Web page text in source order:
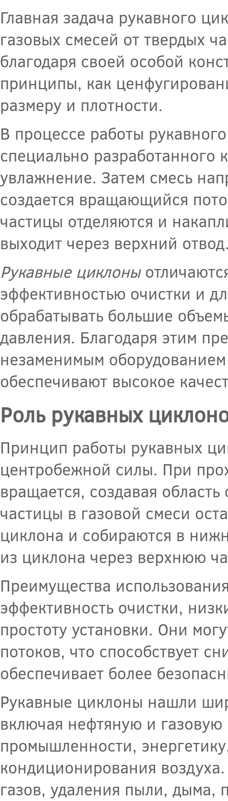
Главная задача рукавного
газовых смесей от твердых
благодаря своей особой
принципы, как
размеру и плотности.
В процессе работы
специально разработанного
увлажнение. Затем смесь
создается вращающийся
частицы отделяются и
выходит через верхний
Рукавные циклоны
эффективностью очистки и
обрабатывать большие
давления. Благодаря этим
незаменимым
обеспечивают высокое
Роль рукавных
Принцип работы рукавных
центробежной силы. При
вращается, создавая
частицы в газовой смеси
циклона и собираются в
из циклона через верхнюю
Преимущества
эффективность очистки,
простоту установки. Они
потоков, что способствует
обеспечивает более
Рукавные циклоны нашли
включая нефтяную и
промышленности,
кондиционирования
газов, удаления пыли, дыма,